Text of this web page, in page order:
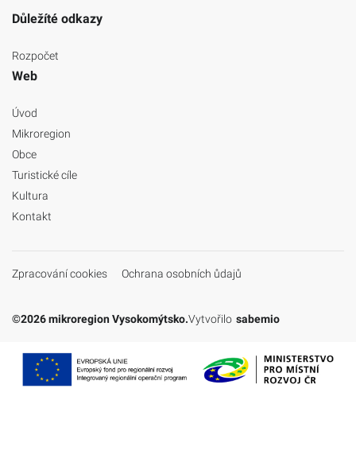
Důležíté odkazy
Rozpočet
Web
Úvod
Mikroregion
Obce
Turistické cíle
Kultura
Kontakt
Zpracování cookies Ochrana osobních ůdajů
©2026 mikroregion Vysokomýtsko.Vytvořilo sabemio